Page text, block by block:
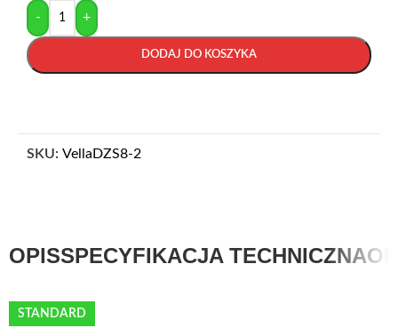
- +
DODAJ DO KOSZYKA
SKU: VellaDZS8-2
OPISSPECYFIKACJA TECHNICZNA
STANDARD